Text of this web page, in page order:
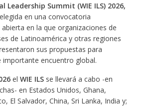
Leadership Summit (WIE ILS) 2026,
en una convocatoria
en la que organizaciones de
de Latinoamérica y otras regiones
sus propuestas para
importante encuentro global.
el WIE ILSse llevará a cabo -en
en Estados Unidos, Ghana,
El Salvador, China, Sri Lanka, India y;